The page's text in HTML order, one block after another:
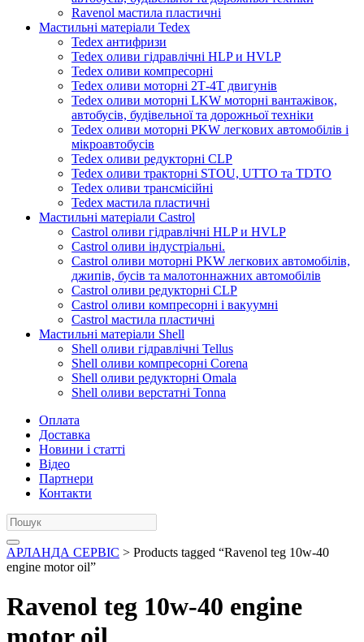
Ravenol мастила пластичні
Мастильні матеріали Tedex
Tedex антифризи
Tedex оливи гідравлічні HLP и HVLP
Tedex оливи компресорні
Tedex оливи моторні 2Т-4Т двигунів
Tedex оливи моторні LKW моторні вантажівок,
автобусів, будівельної та дорожньої техніки
Tedex оливи моторні PKW легкових автомобілів і
мікроавтобусів
Tedex оливи редукторні CLP
Tedex оливи тракторні STOU, UTTO та TDTO
Tedex оливи трансмісійні
Tedex мастила пластичні
Мастильні матеріали Castrol
Castrol оливи гідравлічні HLP и HVLP
Castrol оливи індустріальні.
Castrol оливи моторні PKW легкових автомобілів,
джипів, бусів та малотоннажних автомобілів
Castrol оливи редукторні CLP
Castrol оливи компресорні і вакуумні
Castrol мастила пластичні
Мастильні матеріали Shell
Shell оливи гідравлічні Tellus
Shell оливи компресорні Corena
Shell оливи редукторні Omala
Shell оливи верстатні Tonna
Оплата
Доставка
Новини і статті
Відео
Партнери
Контакти
АРЛАНДА СЕРВІС > Products tagged “Ravenol teg 10w-40
engine motor oil”
Ravenol teg 10w-40 engine